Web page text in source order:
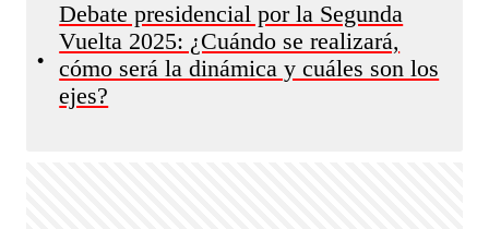
•
Debate presidencial por la Segunda
Vuelta 2025: ¿Cuándo se realizará,
cómo será la dinámica y cuáles son los
ejes?